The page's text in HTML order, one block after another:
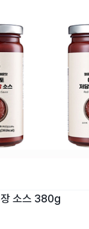
장 소스 380g